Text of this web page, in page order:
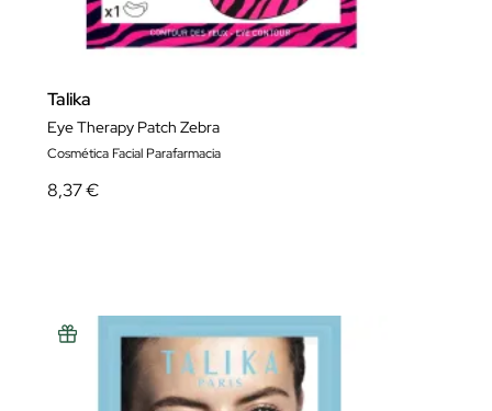
Talika
Eye Therapy Patch Zebra
Cosmética Facial Parafarmacia
8,37 €